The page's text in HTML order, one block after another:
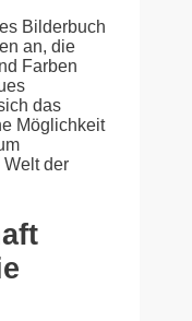
Bilderbuch
an, die
Farben
das
Möglichkeit
der